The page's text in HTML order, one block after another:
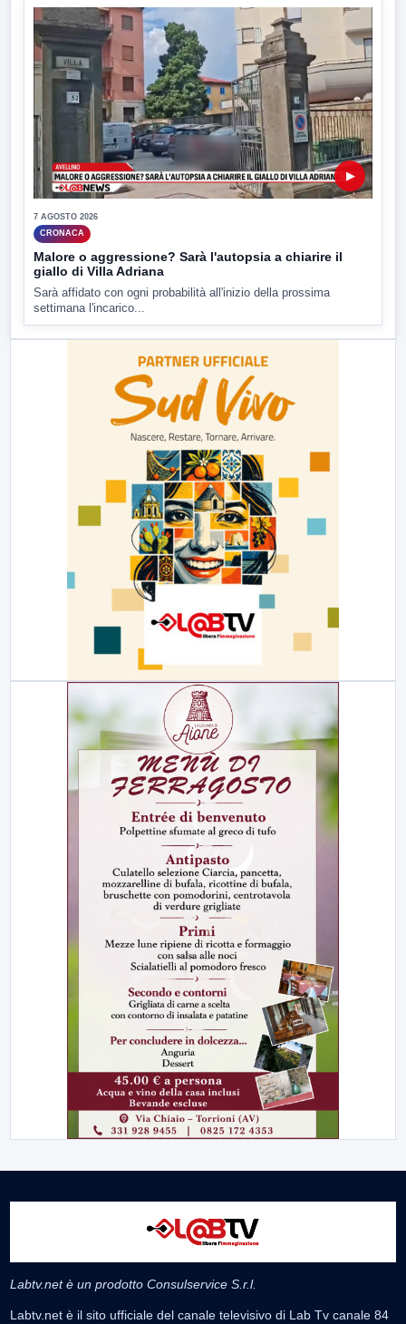
▶
7 AGOSTO 2026
CRONACA
Malore o aggressione? Sarà l'autopsia a chiarire il
giallo di Villa Adriana
Sarà affidato con ogni probabilità all'inizio della prossima
settimana l'incarico...
Labtv.net è un prodotto Consulservice S.r.l.
Labtv.net è il sito ufficiale del canale televisivo di Lab Tv canale 84